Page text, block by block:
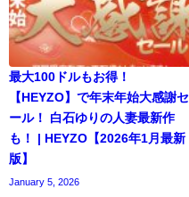
最大100ドルもお得！
【HEYZO】で年末年始大感謝セ
ール！ 白石ゆりの人妻最新作
も！ | HEYZO【2026年1月最新
版】
January 5, 2026